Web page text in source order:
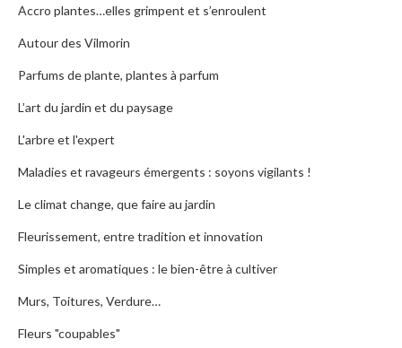
Accro plantes…elles grimpent et s’enroulent
Autour des Vilmorin
Parfums de plante, plantes à parfum
L’art du jardin et du paysage
L'arbre et l'expert
Maladies et ravageurs émergents : soyons vigilants !
Le climat change, que faire au jardin
Fleurissement, entre tradition et innovation
Simples et aromatiques : le bien-être à cultiver
Murs, Toitures, Verdure…
Fleurs "coupables"